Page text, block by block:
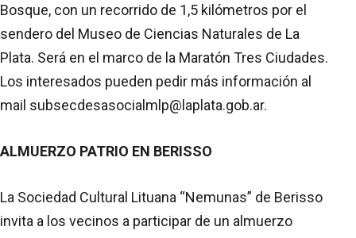
Bosque, con un recorrido de 1,5 kilómetros por el
sendero del Museo de Ciencias Naturales de La
Plata. Será en el marco de la Maratón Tres Ciudades.
Los interesados pueden pedir más información al
mail subsecdesasocialmlp@laplata.gob.ar.
ALMUERZO PATRIO EN BERISSO
La Sociedad Cultural Lituana “Nemunas” de Berisso
invita a los vecinos a participar de un almuerzo